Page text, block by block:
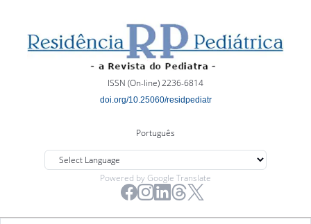
ISSN (On-line) 2236-6814
doi.org/10.25060/residpediatr
Português
Powered by Google Translate